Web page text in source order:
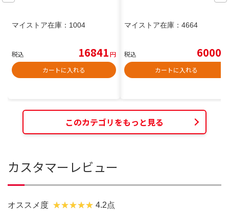
マイストア在庫： 1004
税込 16841円
カートに入れる
マイストア在庫： 4664
税込 6000
カートに入れる
このカテゴリをもっと見る
カスタマーレビュー
オススメ度 4.2点